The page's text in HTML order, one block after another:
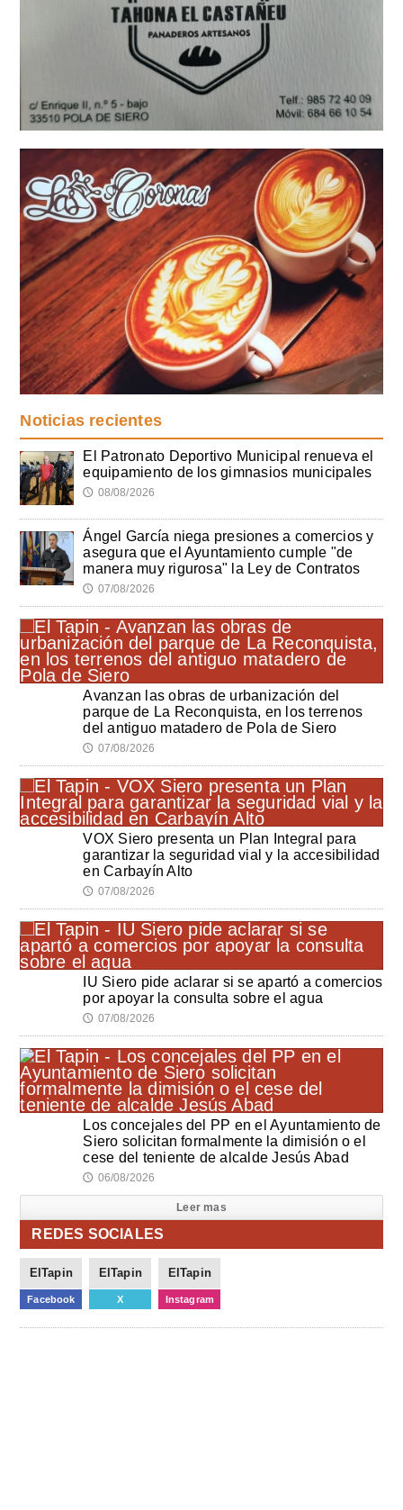
Noticias recientes
El Patronato Deportivo Municipal renueva el
equipamiento de los gimnasios municipales
🕔 08/08/2026
Ángel García niega presiones a comercios y
asegura que el Ayuntamiento cumple "de
manera muy rigurosa" la Ley de Contratos
🕔 07/08/2026
Avanzan las obras de urbanización del
parque de La Reconquista, en los terrenos
del antiguo matadero de Pola de Siero
🕔 07/08/2026
VOX Siero presenta un Plan Integral para
garantizar la seguridad vial y la accesibilidad
en Carbayín Alto
🕔 07/08/2026
IU Siero pide aclarar si se apartó a comercios
por apoyar la consulta sobre el agua
🕔 07/08/2026
Los concejales del PP en el Ayuntamiento de
Siero solicitan formalmente la dimisión o el
cese del teniente de alcalde Jesús Abad
🕔 06/08/2026
Leer mas
REDES SOCIALES
ElTapin
Facebook
ElTapin
X
ElTapin
Instagram